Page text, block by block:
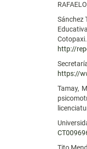
Sánchez
http://
https://
Tamay,